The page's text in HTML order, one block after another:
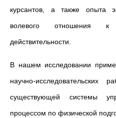
курсантов, а также опыта
волевого отношения к
действительности.
В нашем исследовании
научно-исследовательских
существующей системы
процессом по физической